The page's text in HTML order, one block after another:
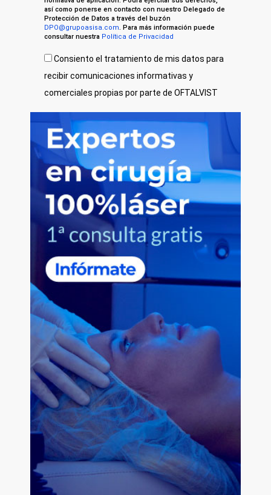
así como ponerse en contacto con nuestro Delegado de
Protección de Datos a través del buzón
DPO@grupoasisa.com. Para más información puede
consultar nuestra Política de Privacidad
Consiento el tratamiento de mis datos para
recibir comunicaciones informativas y
comerciales propias por parte de OFTALVIST